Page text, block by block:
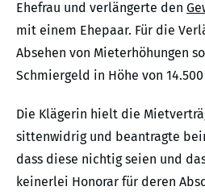
Ehefrau und verlängerte den
mit einem Ehepaar. Für die
Absehen von Mieterhöhungen
Schmiergeld in Höhe von
Die Klägerin hielt die
sittenwidrig und beantragte
dass diese nichtig seien und
keinerlei Honorar für deren